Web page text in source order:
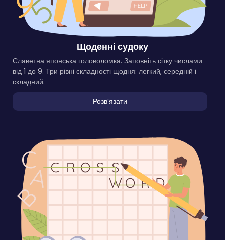
Щоденні судоку
Славетна японська головоломка. Заповніть сітку числами
від 1 до 9. Три рівні складності щодня: легкий, середній і
складний.
Розвʼязати